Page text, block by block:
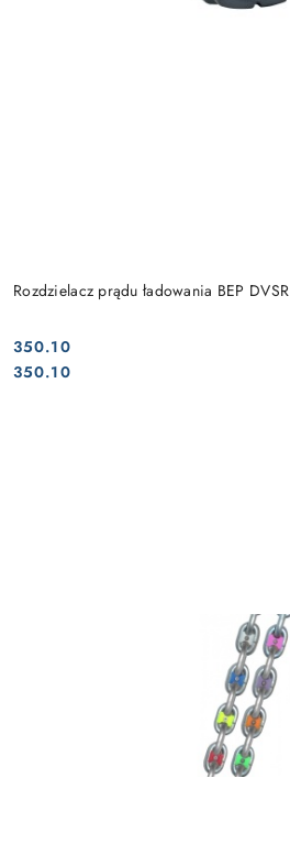
Rozdzielacz prądu ładowania BEP DVSR
Cena:
350.10
Cena:
350.10